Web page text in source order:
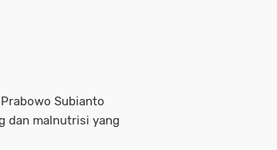
Subianto
dan malnutrisi yang